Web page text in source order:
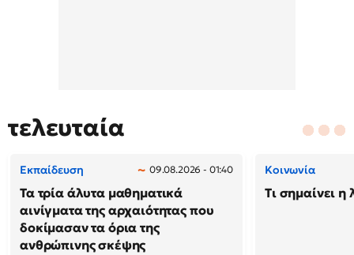
τελευταία
Εκπαίδευση 09.08.2026 - 01:40
Τα τρία άλυτα μαθηματικά
αινίγματα της αρχαιότητας που
δοκίμασαν τα όρια της
ανθρώπινης σκέψης
Κοινωνία
Τι σημαίνει η